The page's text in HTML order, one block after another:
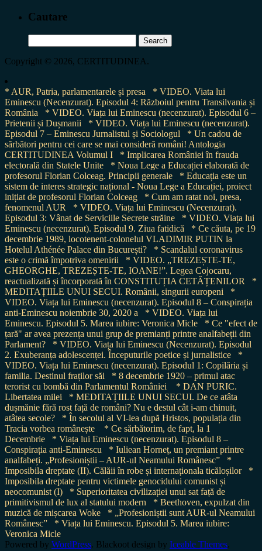
Cautare
for:
Copyright © 2026, CERTITUDINEA.
* AUR, Patria, parlamentarele și presa
* VIDEO. Viata lui
Eminescu (Necenzurat). Episodul 4: Războiul pentru Transilvania și
România
* VIDEO. Viața lui Eminescu (necenzurat). Episodul 6 –
Prietenii și Dușmanii
* VIDEO. Viața lui Eminescu (necenzurat).
Episodul 7 – Eminescu Jurnalistul și Sociologul
* Un cadou de
sărbători pentru cei care se mai consideră români! Antologia
CERTITUDINEA Volumul I
* Implicarea României în frauda
electorală din Statele Unite
* Noua Lege a Educației elaborată de
profesorul Florian Colceag. Principii generale
* Educația este un
sistem de interes strategic național - Noua Lege a Educației, proiect
inițiat de profesorul Florian Colceag
* Cum am ratat noi, presa,
fenomenul AUR
* VIDEO. Viața lui Eminescu (Necenzurat).
Episodul 3: Vânat de Serviciile Secrete străine
* VIDEO. Viața lui
Eminescu (necenzurat). Episodul 9. Ziua fatidică
* Ce căuta, pe 19
decembrie 1989, locotenent-colonelul VLADIMIR PUTIN la
Hotelul Athénée Palace din București?
* Scandalul coronavirus
este o crimă împotriva omenirii
* VIDEO. „TREZEȘTE-TE,
GHEORGHE, TREZEȘTE-TE, IOANE!”. Legea Cojocaru,
reactualizată și încorporată în CONSTITUȚIA CETĂȚENILOR
*
MEDITAȚIILE UNUI SECUI. Românii, singurii europeni
*
VIDEO. Viața lui Eminescu (necenzurat). Episodul 8 – Conspirația
anti-Eminescu noiembrie 30, 2020 a
* VIDEO. Viața lui
Eminescu. Episodul 5. Marea iubire: Veronica Micle
* Ce "efect de
țară" ar avea prezența unui grup de premianți printre analfabeții din
Parlament?
* VIDEO. Viața lui Eminescu (Necenzurat). Episodul
2. Exuberanța adolescenței. Începuturile poetice și jurnalistice
*
VIDEO. Viața lui Eminescu (necenzurat). Episodul 1: Copilăria și
familia. Destinul fraților săi
* 8 decembrie 1920 – primul atac
terorist cu bombă din Parlamentul României
* DAN PURIC.
Libertatea milei
* MEDITAȚIILE UNUI SECUI. De ce atâta
dușmănie fără rost față de români? Nu e destul cât i-am chinuit,
atâtea secole?
* În secolul al VI-lea după Hristos, populația din
Tracia vorbea românește
* Ce sărbătorim, de fapt, la 1
Decembrie
* Viața lui Eminescu (necenzurat). Episodul 8 –
Conspirația anti-Eminescu
* Iuliean Horneț, un premiant printre
analfabeți. „Profesioniștii – AUR-ul Neamului Românesc”
*
Imposibila dreptate (II). Călăii în robe și internaționala ticăloșilor
*
Imposibila dreptate pentru victimele genocidului comunist și
neocomunist (I)
* Superioritatea civilizației unui sat față de
primitivismul de lux al statului modern
* Beethoven, expulzat din
muzică de mișcarea Woke
* „Profesioniștii sunt AUR-ul Neamului
Românesc”
* Viața lui Eminescu. Episodul 5. Marea iubire:
Veronica Micle
Powered by WordPress. Blackoot design by Iceable Themes.